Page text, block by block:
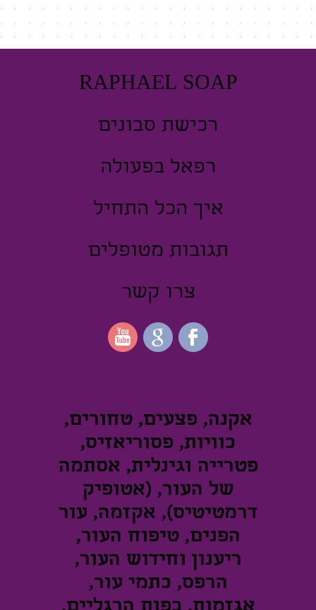
RAPHAEL SOAP
רכישת סבונים
רפאל בפעולה
איך הכל התחיל
תגובות מטופלים
צרו קשר
אקנה, פצעים, טחורים,
כוויות, פסוריאזיס,
פטרייה וגינלית, אסתמה
של העור, (אטופיק
דרמטיטיס), אקזמה, עור
הפנים, טיפוח העור,
ריענון וחידוש העור,
הרפס, כתמי עור,